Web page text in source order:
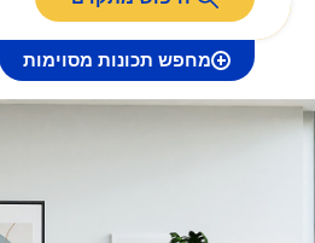
מחפש תכונות מסוימות